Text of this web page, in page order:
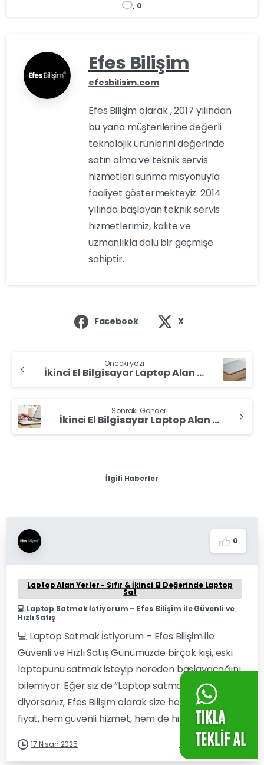
0
Efes Bilişim
efesbilisim.com
Efes Bilişim olarak , 2017 yılından
bu yana müşterilerine değerli
teknolojik ürünlerini değerinde
satın alma ve teknik servis
hizmetleri sunma misyonuyla
faaliyet göstermekteyiz. 2014
yılında başlayan teknik servis
hizmetlerimiz, kalite ve
uzmanlıkla dolu bir geçmişe
sahiptir.
Facebook X
Önceki yazı
İkinci El Bilgisayar Laptop Alan Yerler Siirt’te Laptop Sat
Sonraki Gönderi
İkinci El Bilgisayar Laptop Alan Yerler Şırnak’ta Laptop Sat
İlgili Haberler
0
Laptop Alan Yerler - Sıfır & İkinci El Değerinde Laptop
Sat
💻 Laptop Satmak İstiyorum – Efes Bilişim ile Güvenli ve
Hızlı Satış
💻 Laptop Satmak İstiyorum – Efes Bilişim ile
Güvenli ve Hızlı Satış Günümüzde birçok kişi, eski
laptopunu satmak isteyip nereden başlayacağını
bilemiyor. Eğer siz de “Laptop satmak istiyorum”
diyorsanız, Efes Bilişim olarak size hem değerinde
fiyat, hem güvenli hizmet, hem de hızlı...
17 Nisan 2025 Devamını oku